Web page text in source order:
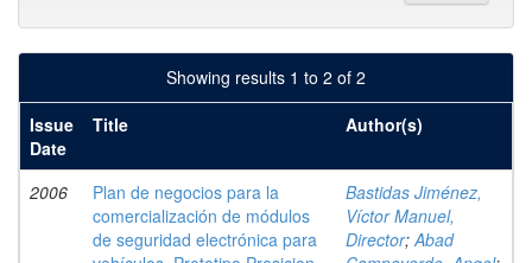
Showing results 1 to 2 of 2
Issue
Date
Title Author(s)
2006
Plan de negocios para la
comercialización de módulos
de seguridad electrónica para
Bastidas Jiménez,
Víctor Manuel,
Director;Abad